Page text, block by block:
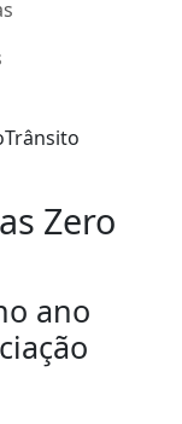
Trânsito
Zero
ano